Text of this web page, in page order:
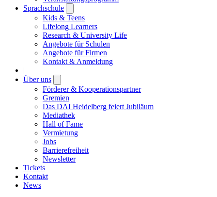
Sprachschule
submenu
Kids & Teens
Lifelong Learners
Research & University Life
Angebote für Schulen
Angebote für Firmen
Kontakt & Anmeldung
|
Über uns
submenu
Förderer & Kooperationspartner
Gremien
Das DAI Heidelberg feiert Jubiläum
Mediathek
Hall of Fame
Vermietung
Jobs
Barrierefreiheit
Newsletter
Tickets
Kontakt
News